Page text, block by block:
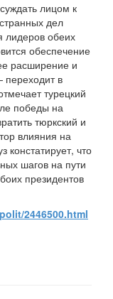
лицом к
дел
лидеров обеих
обеспечение
расширение и
переходит в
турецкий
победы на
тюркский и
влияния на
констатирует, что
шагов на пути
президентов
2446500.html